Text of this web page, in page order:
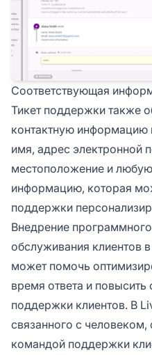
Соответствующая
Тикет поддержки также
контактную информацию
имя, адрес электронной
местоположение и
информацию, которая
поддержки
Внедрение
обслуживания клиентов
может помочь
время ответа и повысить
поддержки клиентов. В
связанного с
командой поддержки